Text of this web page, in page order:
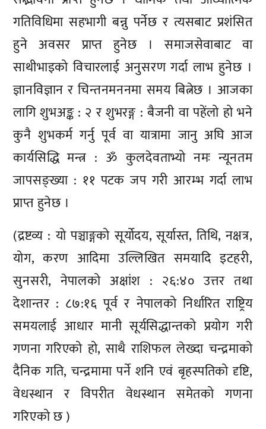
गतिविधिमा सहभागी बन्नु पर्नेछ र त्यसबाट प्रशंसित
हुने अवसर प्राप्त हुनेछ । समाजसेवाबाट वा
साथीभाइको विचारलाई अनुसरण गर्दा लाभ हुनेछ ।
ज्ञानविज्ञान र चिन्तनमननमा समय बित्नेछ । आजका
लागि शुभअङ्क : २ र शुभरङ्ग : बैजनी वा पहेंलो हो भने
कुनै शुभकर्म गर्नु पूर्व वा यात्रामा जानु अघि आज
कार्यसिद्धि मन्त्र : ॐ कुलदेवताभ्यो नमः न्यूनतम
जापसङ्ख्या : ११ पटक जप गरी आरम्भ गर्दा लाभ
प्राप्त हुनेछ ।
(द्रष्टव्य : यो पञ्चाङ्गको सूर्योदय, सूर्यास्त, तिथि, नक्षत्र,
योग, करण आदिमा उल्लिखित समयादि इटहरी,
सुनसरी, नेपालको अक्षांश : २६:४० उत्तर तथा
देशान्तर : ८७:१६ पूर्व र नेपालको निर्धारित राष्ट्रिय
समयलाई आधार मानी सूर्यसिद्धान्तको प्रयोग गरी
गणना गरिएको हो, साथै राशिफल लेख्दा चन्द्रमाको
दैनिक गति, चन्द्रमामा पर्ने शनि एवं बृहस्पतिको दृष्टि,
वेधस्थान र विपरीत वेधस्थान समेतको गणना
गरिएको छ )